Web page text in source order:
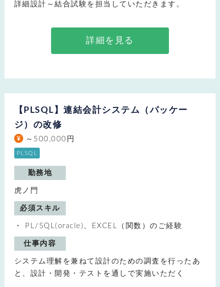
詳細設計～結合試験を担当していただきます。
詳細を見る
【PLSQL】連結会計システム（パッケー
ジ）の改修
～500,000円
PLSQL
勤務地
虎ノ門
必須スキル
PL/SQL(oracle)、EXCEL（関数）のご経験
仕事内容
システム理解を兼ねて設計のための調査を行ったあ
と、設計・開発・テストを通しで実施いただく